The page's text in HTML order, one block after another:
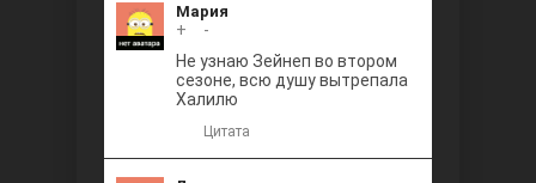
Мария
+
-
Не узнаю Зейнеп во втором
сезоне, всю душу вытрепала
Халилю
Цитата